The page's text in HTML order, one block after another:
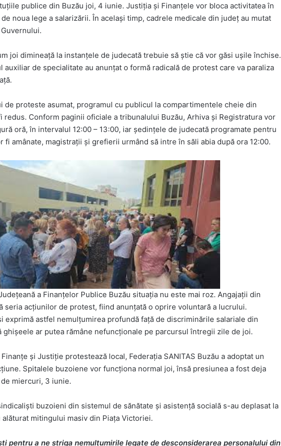
publice din Buzău joi, 4 iunie. Justiția și Finanțele vor bloca activitatea în
noua lege a salarizării. În același timp, cadrele medicale din județ au mutat
joi dimineață la instanțele de judecată trebuie să știe că vor găsi ușile închise.
auxiliar de specialitate au anunțat o formă radicală de protest care va paraliza
de proteste asumat, programul cu publicul la compartimentele cheie din
redus. Conform paginii oficiale a tribunalului Buzău, Arhiva și Registratura vor
oră, în intervalul 12:00 – 13:00, iar ședințele de judecată programate pentru
fi amânate, magistrații și grefierii urmând să intre în săli abia după ora 12:00.
a Finanțelor Publice Buzău situația nu este mai roz. Angajații din
seria acțiunilor de protest, fiind anunțată o oprire voluntară a lucrului.
exprimă astfel nemulțumirea profundă față de discriminările salariale din
ghișeele ar putea rămâne nefuncționale pe parcursul întregii zile de joi.
și Justiție protestează local, Federația SANITAS Buzău a adoptat un
Spitalele buzoiene vor funcționa normal joi, însă presiunea a fost deja
miercuri, 3 iunie.
buzoieni din sistemul de sănătate și asistență socială s-au deplasat la
mitingului masiv din Piața Victoriei.
pentru a ne striga nemulțumirile legate de desconsiderarea personalului din